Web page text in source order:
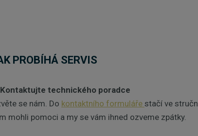
PROBÍHÁ SERVIS
technického poradce
se nám. Do kontaktního formuláře stačí ve
mohli pomoci a my se vám ihned ozveme zpátky.